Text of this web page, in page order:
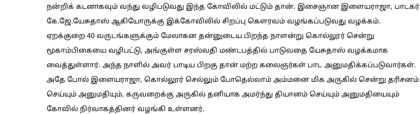
நன்றிக் கடனாகவும் வந்து வழிபடுவது இந்த கோவிலில் மட்டும் தான். இசைஞான இளையராஜா, பாடகர்
கே.ஜே.யேசுதாஸ் ஆகியோருக்கு இக்கோவிலில் சிறப்பு கெளரவம் வழங்கப்படுவது வழக்கம்.
ஏறக்குறை 40 வருடங்களுக்கும் மேலாகன தன்னுடைய பிறந்த நாளன்று கொல்லூர் சென்று
மூகாம்பிகையை வழிபட்டு, அங்குள்ள சரஸ்வதி மண்டபத்தில் பாடுவதை யேசுதாஸ் வழக்கமாக
வைத்துள்ளார். அந்த நாளில் அவர் பாடிய பிறகு தான் மற்ற கலைஞர்கள் பாட அனுமதிக்கப்படுவார்கள்.
அதே போல் இளையராஜா, கொல்லூர் செல்லும் போதெல்லாம் அம்மனை மிக அருகில் சென்று தரிசனம்
செய்யும் அனுமதியும், கருவறைக்கு அருகில் தனியாக அமர்ந்து தியானம் செய்யும் அனுமதியையும்
கோவில் நிர்வாகத்தினர் வழங்கி உள்ளனர்.